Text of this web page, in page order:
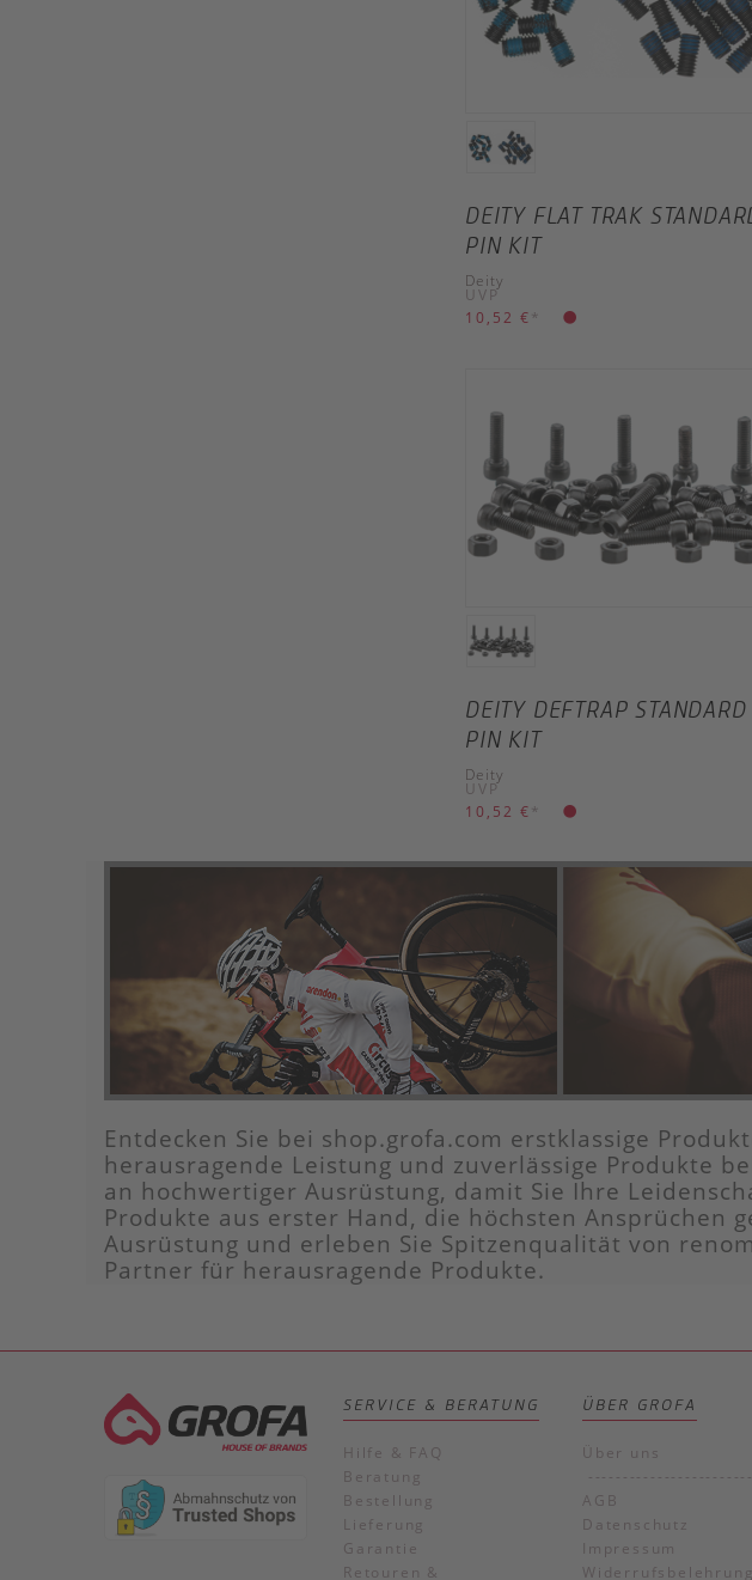
DEITY FLAT TRAK
PIN KIT
Deity
UVP
10,52 € *
DEITY DEFTRAP STANDARD
PIN KIT
Deity
UVP
10,52 € *
Entdecken Sie bei shop.grofa.com erstklassige
herausragende Leistung und zuverlässige Produkte
an hochwertiger Ausrüstung, damit Sie Ihre
Produkte aus erster Hand, die höchsten Ansprüchen
Ausrüstung und erleben Sie Spitzenqualität von
Partner für herausragende Produkte.
SERVICE & BERATUNG
Hilfe & FAQ
Beratung
Bestellung
Lieferung
Garantie
Retouren &
ÜBER GROFA
Über uns
------------------------
AGB
Datenschutz
Impressum
Widerrufsbelehrung